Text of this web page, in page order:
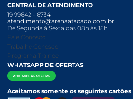
Ofertas
Folheto
Nossas Lojas
Nossa História
Relatório Transparência Salarial
Política de Trocas e Devoluções
Política de Privacidade
Política Anticorrupção
Política de entrega e Retirada
Política de Pagamento
Código de conduta PDF
Canal de Denúncias
Canal de Denúncias da Mulher
CENTRAL DE ATENDIMENTO
19 99642 - 6734
atendimento@arenaatacado.com.br
De Segunda à Sexta das 08h às 18h
Fale Conosco
Trabalhe Conosco
Programa Trainee
WHATSAPP DE OFERTAS
Aceitamos somente os seguintes